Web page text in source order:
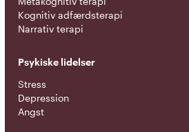
Kognitiv adfærdsterapi
Narrativ terapi
Psykiske lidelser
Stress
Depression
Angst